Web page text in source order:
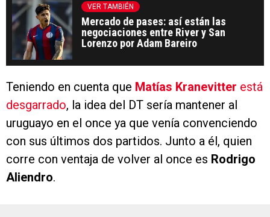
VER TAMBIÉN
Mercado de pases: así están las
negociaciones entre River y San
Lorenzo por Adam Bareiro
Teniendo en cuenta que Matías Kranevitter está
desgarrado, la idea del DT sería mantener al
uruguayo en el once ya que venía convenciendo
con sus últimos dos partidos. Junto a él, quien
corre con ventaja de volver al once es Rodrigo
Aliendro.